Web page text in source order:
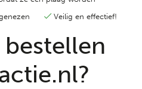
Veilig en effectief!